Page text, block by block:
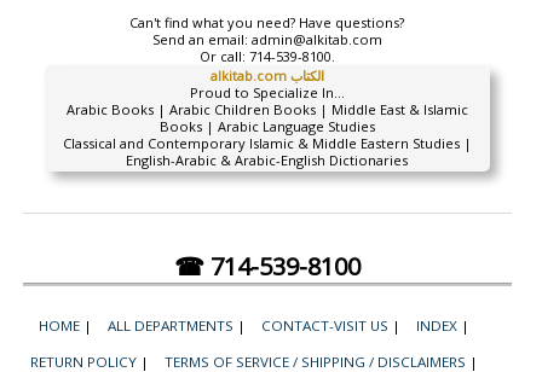
Can't find what you need? Have questions?
Send an email: admin@alkitab.com
Or call: 714-539-8100.
alkitab.com الكتاب
Proud to Specialize In...
Arabic Books | Arabic Children Books | Middle East & Islamic
Books | Arabic Language Studies
Classical and Contemporary Islamic & Middle Eastern Studies |
English-Arabic & Arabic-English Dictionaries
☎ 714-539-8100
HOME | ALL DEPARTMENTS | CONTACT-VISIT US | INDEX |
RETURN POLICY | TERMS OF SERVICE / SHIPPING / DISCLAIMERS |